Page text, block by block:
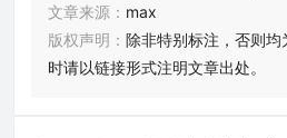
文章来源： max
版权声明： 除非特别标注，否则
时请以链接形式注明文章出处。